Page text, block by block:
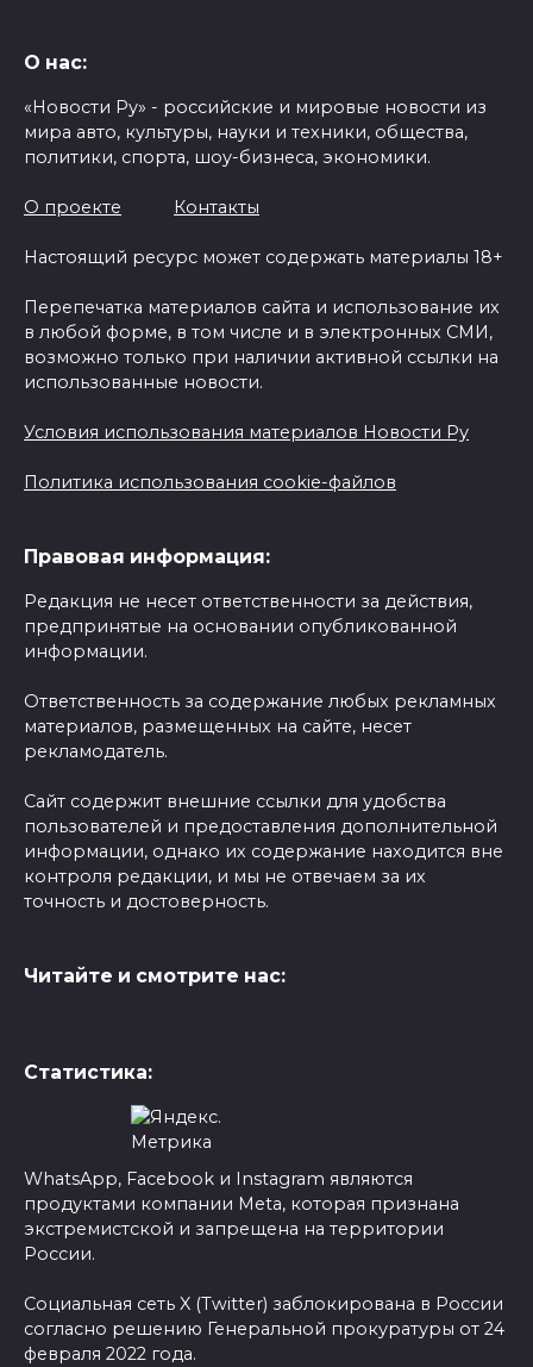
О нас:
«Новости Ру» - российские и мировые новости из
мира авто, культуры, науки и техники, общества,
политики, спорта, шоу-бизнеса, экономики.
О проекте Контакты
Настоящий ресурс может содержать материалы 18+
Перепечатка материалов сайта и использование их
в любой форме, в том числе и в электронных СМИ,
возможно только при наличии активной ссылки на
использованные новости.
Условия использования материалов Новости Ру
Политика использования cookie-файлов
Правовая информация:
Редакция не несет ответственности за действия,
предпринятые на основании опубликованной
информации.
Ответственность за содержание любых рекламных
материалов, размещенных на сайте, несет
рекламодатель.
Сайт содержит внешние ссылки для удобства
пользователей и предоставления дополнительной
информации, однако их содержание находится вне
контроля редакции, и мы не отвечаем за их
точность и достоверность.
Читайте и смотрите нас:
Статистика:
WhatsApp, Facebook и Instagram являются
продуктами компании Meta, которая признана
экстремистской и запрещена на территории
России.
Социальная сеть X (Twitter) заблокирована в России
согласно решению Генеральной прокуратуры от 24
февраля 2022 года.